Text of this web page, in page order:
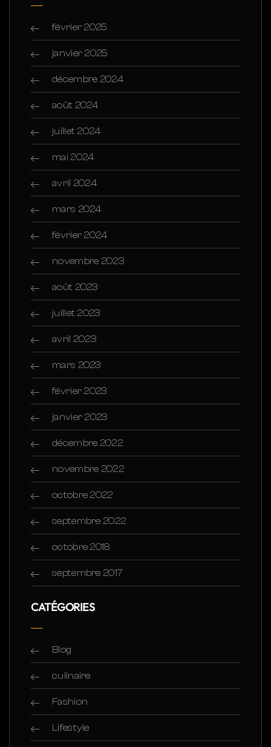
février 2025
janvier 2025
décembre 2024
août 2024
juillet 2024
mai 2024
avril 2024
mars 2024
février 2024
novembre 2023
août 2023
juillet 2023
avril 2023
mars 2023
février 2023
janvier 2023
décembre 2022
novembre 2022
octobre 2022
septembre 2022
octobre 2018
septembre 2017
CATÉGORIES
Blog
culinaire
Fashion
Lifestyle